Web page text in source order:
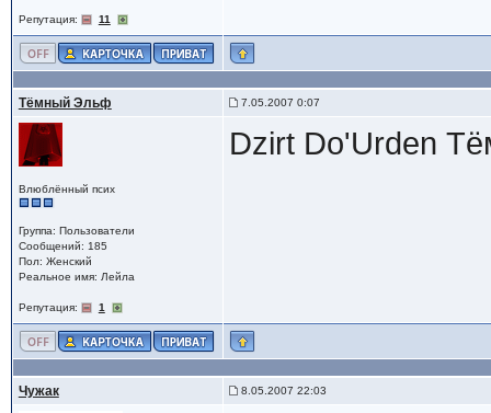
Репутация: 11
Тёмный Эльф 7.05.2007 0:07
Влюблённый псих
Группа: Пользователи
Сообщений: 185
Пол: Женский
Реальное имя: Лейла
Репутация: 1
Dzirt Do'Urden
Чужак 8.05.2007 22:03